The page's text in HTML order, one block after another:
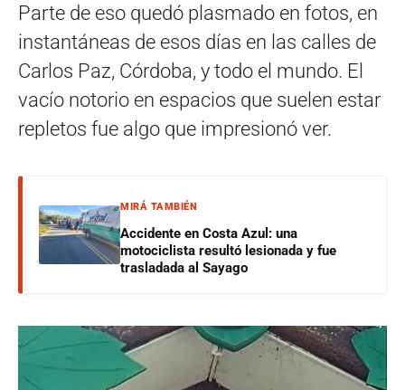
Parte de eso quedó plasmado en fotos, en
instantáneas de esos días en las calles de
Carlos Paz, Córdoba, y todo el mundo. El
vacío notorio en espacios que suelen estar
repletos fue algo que impresionó ver.
MIRÁ TAMBIÉN
Accidente en Costa Azul: una
motociclista resultó lesionada y fue
trasladada al Sayago